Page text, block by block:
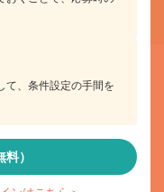
て、条件設定の手間を
）